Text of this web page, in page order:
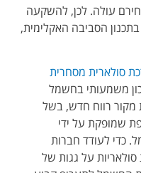
עולה. לכן, להשקעה
הסביבה האקלימית,
סולארית מסחרית
משמעותי בחשמל
מקור רווח חדש, בשל
שמופקת על ידי
כדי לעודד חברות
סולאריות על גגות של